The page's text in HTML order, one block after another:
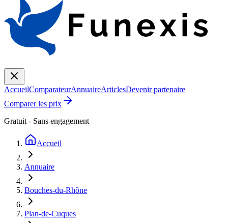
AccueilComparateurAnnuaireArticlesDevenir partenaire
Comparer les prix
Gratuit - Sans engagement
Accueil
Annuaire
Bouches-du-Rhône
Plan-de-Cuques